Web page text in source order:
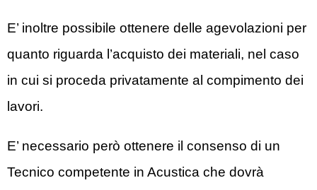
E’ inoltre possibile ottenere delle agevolazioni per
quanto riguarda l’acquisto dei materiali, nel caso
in cui si proceda privatamente al compimento dei
lavori.
E’ necessario però ottenere il consenso di un
Tecnico competente in Acustica che dovrà